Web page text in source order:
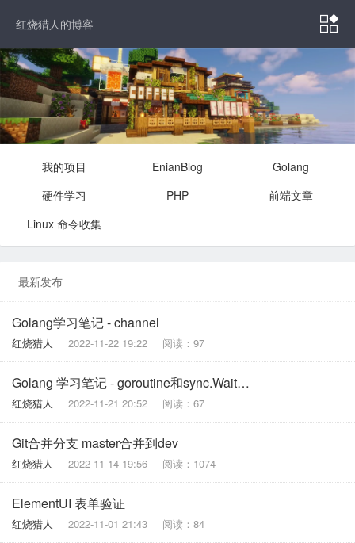
红烧猎人的博客 
我的项目 EnianBlog
Golang
硬件学习
PHP
前端文章
Linux 命令收集
最新发布
Golang学习笔记 - channel
红烧猎人 2022-11-22 19:22 阅读：97
Golang 学习笔记 - goroutine和sync.WaitGroup使用示例
红烧猎人 2022-11-21 20:52 阅读：67
Git合并分支 master合并到dev
红烧猎人 2022-11-14 19:56 阅读：1074
ElementUI 表单验证
红烧猎人 2022-11-01 21:43 阅读：84